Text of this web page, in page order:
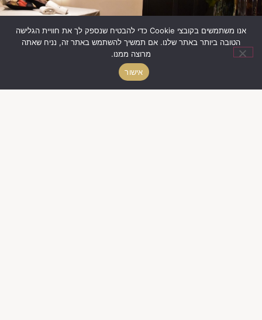
אנו משתמשים בקובצי Cookie כדי להבטיח שנספק לך את חוויית הגלישה
הטובה ביותר באתר שלנו. אם תמשיך להשתמש באתר זה, נניח שאתה
מרוצה ממנו.
אישור